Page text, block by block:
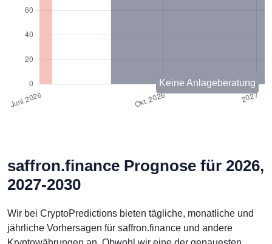
Keine Anlageberatung
saffron.finance Prognose für 2026,
2027-2030
Wir bei CryptoPredictions bieten tägliche, monatliche und
jährliche Vorhersagen für saffron.finance und andere